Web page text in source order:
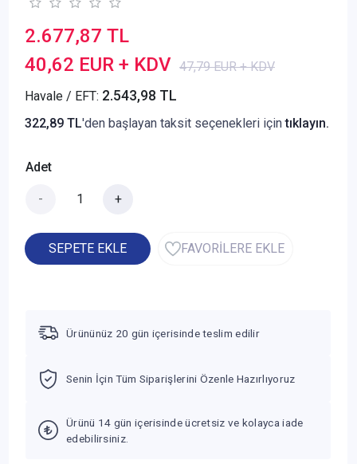
2.677,87 TL
40,62 EUR + KDV 47,79 EUR + KDV
Havale / EFT: 2.543,98 TL
322,89 TL'den başlayan taksit seçenekleri içintıklayın.
Adet
- +
SEPETE EKLE FAVORİLERE EKLE
Ürününüz 20 gün içerisinde teslim edilir
Senin İçin Tüm Siparişlerini Özenle Hazırlıyoruz
Ürünü 14 gün içerisinde ücretsiz ve kolayca iade
edebilirsiniz.